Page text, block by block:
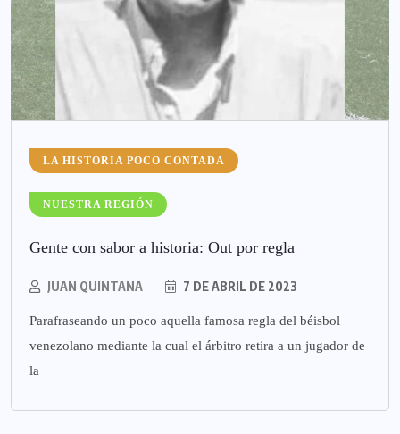
LA HISTORIA POCO CONTADA
NUESTRA REGIÓN
Gente con sabor a historia: Out por regla
JUAN QUINTANA 7 DE ABRIL DE 2023
Parafraseando un poco aquella famosa regla del béisbol
venezolano mediante la cual el árbitro retira a un jugador de
la